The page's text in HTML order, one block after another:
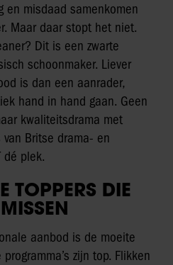
en misdaad samenkomen
Maar daar stopt het niet.
Dit is een zwarte
schoonmaker. Liever
is dan een aanrader,
hand in hand gaan. Geen
kwaliteitsdrama met
Britse drama- en
dé plek.
TOPPERS DIE
aanbod is de moeite
zijn top. Flikken